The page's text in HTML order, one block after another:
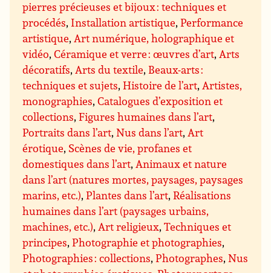
pierres précieuses et bijoux : techniques et
procédés, Installation artistique,Performance
artistique,Art numérique, holographique et
vidéo,Céramique et verre : œuvres d’art,Arts
décoratifs,Arts du textile, Beaux-arts :
techniques et sujets,Histoire de l’art,Artistes,
monographies,Catalogues d’exposition et
collections,Figures humaines dans l’art,
Portraits dans l’art,Nus dans l’art,Art
érotique, Scènes de vie, profanes et
domestiques dans l’art,Animaux et nature
dans l’art (natures mortes, paysages, paysages
marins, etc.),Plantes dans l’art,Réalisations
humaines dans l’art (paysages urbains,
machines, etc.),Art religieux,Techniques et
principes,Photographie et photographies,
Photographies : collections,Photographes,Nus